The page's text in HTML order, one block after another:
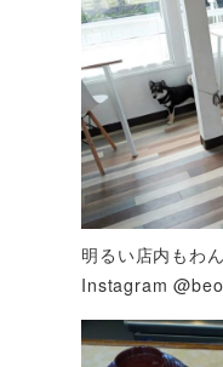
明るい店内もわ
Instagram